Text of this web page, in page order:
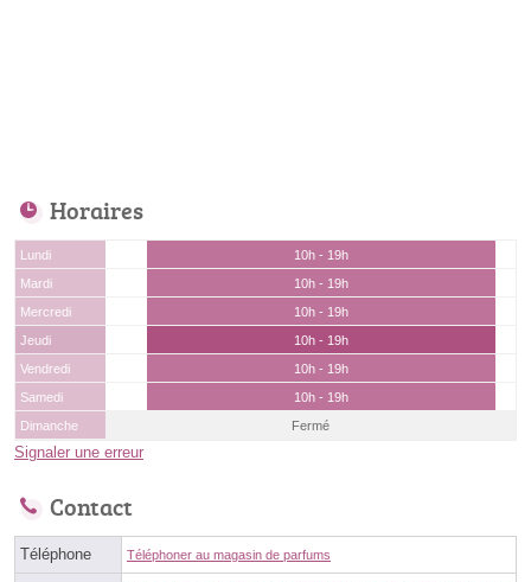
Horaires
Lundi
10h - 19h
Mardi
10h - 19h
Mercredi
10h - 19h
Jeudi
10h - 19h
Vendredi
10h - 19h
Samedi
10h - 19h
Dimanche
Fermé
Signaler une erreur
Contact
Téléphone Téléphoner au magasin de parfums